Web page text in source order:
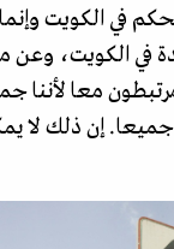
في الكويت
في الكويت،
معا لأننا
جميعا. إن ذلك لا